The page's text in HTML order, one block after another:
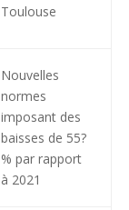
Toulouse
Nouvelles
normes
imposant des
baisses de 55?
% par rapport
à 2021